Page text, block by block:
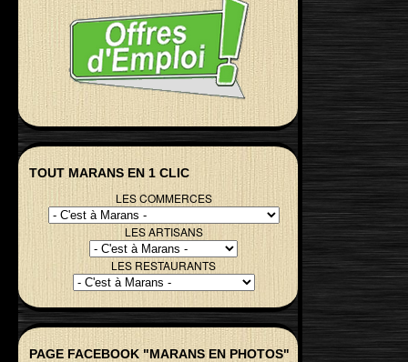
TOUT MARANS EN 1 CLIC
LES COMMERCES
LES ARTISANS
LES RESTAURANTS
PAGE FACEBOOK "MARANS EN PHOTOS"